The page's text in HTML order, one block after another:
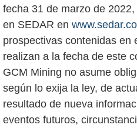
fecha 31 de marzo de
en SEDAR en
prospectivas contenidas en
realizan a la fecha de este
GCM Mining no asume
según lo exija la ley, de
resultado de nueva
eventos futuros,